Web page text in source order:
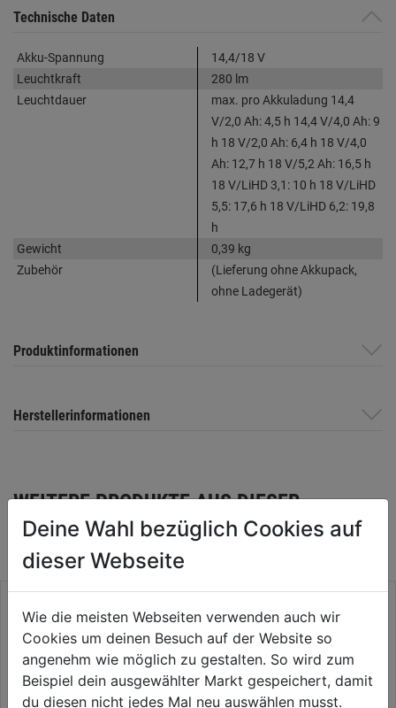
Technische Daten
Akku-Spannung
14,4/18 V
Leuchtkraft
280 lm
Leuchtdauer
max. pro Akkuladung 14,4
V/2,0 Ah: 4,5 h 14,4 V/4,0 Ah: 9
h 18 V/2,0 Ah: 6,4 h 18 V/4,0
Ah: 12,7 h 18 V/5,2 Ah: 16,5 h
18 V/LiHD 3,1: 10 h 18 V/LiHD
5,5: 17,6 h 18 V/LiHD 6,2: 19,8
h
Gewicht
0,39 kg
Zubehör
(Lieferung ohne Akkupack,
ohne Ladegerät)
Produktinformationen
Herstellerinformationen
WEITERE PRODUKTE AUS DIESER
KATEGORIE
Deine Wahl bezüglich Cookies auf
dieser Webseite
Wie die meisten Webseiten verwenden auch wir
Cookies um deinen Besuch auf der Website so
angenehm wie möglich zu gestalten. So wird zum
Beispiel dein ausgewählter Markt gespeichert, damit
du diesen nicht jedes Mal neu auswählen musst.